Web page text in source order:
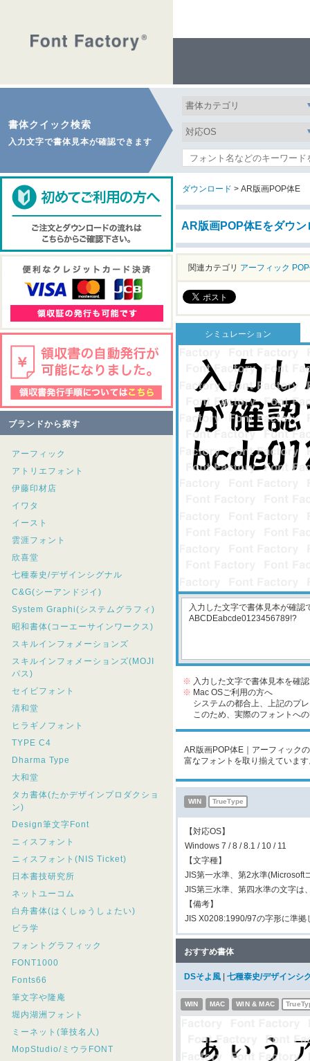
書体クイック検索
入力文字で書体見本が確認できます
ブランドから探す
アーフィック
アトリエフォント
伊藤印材店
イワタ
イースト
雲涯フォント
欣喜堂
七種泰史/デザインシグナル
C&G(シーアンドジイ)
System Graphi(システムグラフィ)
昭和書体(コーエーサインワークス)
スキルインフォメーションズ
スキルインフォメーションズ(MOJI
パス)
セイビフォント
清和堂
ヒラギノフォント
TYPE C4
Dharma Type
大和堂
タカ書体(たかデザインプロダクショ
ン)
Design筆文字Font
ニィスフォント
ニィスフォント(NIS Ticket)
日本書技研究所
ネットユーコム
白舟書体(はくしゅうしょたい)
ビラ学
フォントグラフィック
FONT1000
Fonts66
筆文字や隆庵
堀内湖洲フォント
ミーネット(筆技名人)
MopStudio/ミウラFONT
ダウンロード > AR版画POP体E
AR版画POP体Eをダウン
関連カテゴリ アーフィック
シミュレーション
※ 入力した文字で書体見本を確
※ Mac OSご利用の方へ
システムの都合上、上記のプ
このため、実際のフォントへの
AR版画POP体E｜アーフィック
富なフォントを取り揃えていま
WIN TrueType
【対応OS】
Windows 7 / 8 / 8.1 / 10 / 11
【文字種】
JIS第一水準、第2水準(Microsoft
JIS第三水準、第四水準の文字は
【備考】
JIS X0208:1990/97の字形に準拠
おすすめ書体
DSそよ風 七種泰史/デザインシ
WIN MAC WIN & MAC